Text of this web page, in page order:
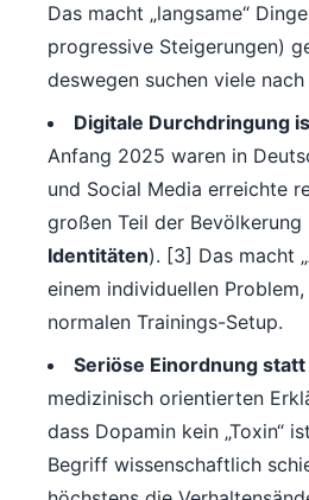
Das macht „langsame“
progressive Steigerungen)
deswegen suchen viele
Digitale Durchdringung
Anfang 2025 waren in
und Social Media erreichte
großen Teil der Bevölkerung
Identitäten). [3] Das macht
einem individuellen
normalen Trainings-Setup.
Seriöse Einordnung statt
medizinisch orientierten
dass Dopamin kein „Toxin“
Begriff wissenschaftlich